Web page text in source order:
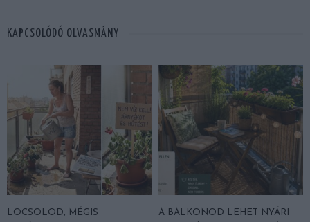
KAPCSOLÓDÓ OLVASMÁNY
LOCSOLOD, MÉGIS
A BALKONOD LEHET NYÁRI